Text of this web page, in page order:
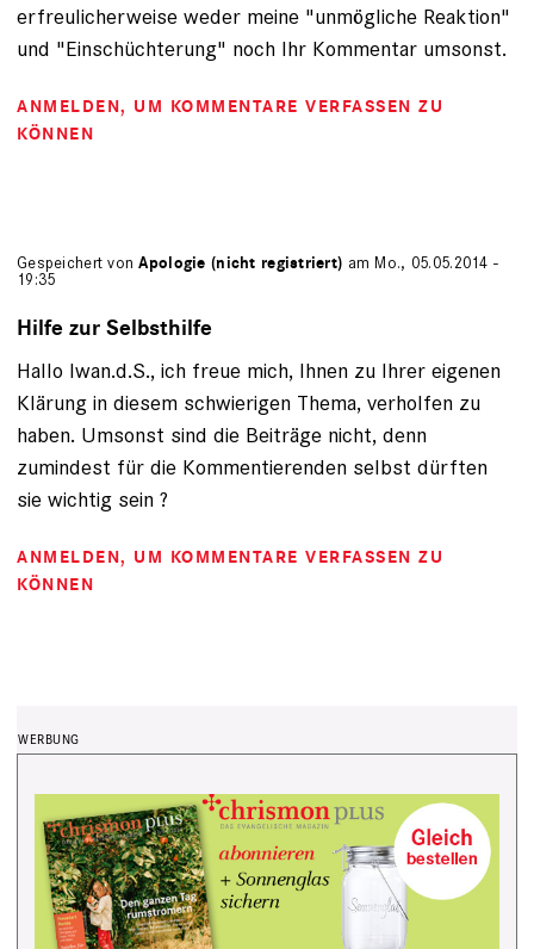
erfreulicherweise weder meine "unmögliche Reaktion"
und "Einschüchterung" noch Ihr Kommentar umsonst.
ANMELDEN, UM KOMMENTARE VERFASSEN ZU
KÖNNEN
Gespeichert vonApologie (nicht registriert) am Mo., 05.05.2014 -
19:35
Hilfe zur Selbsthilfe
Hallo Iwan.d.S., ich freue mich, Ihnen zu Ihrer eigenen
Klärung in diesem schwierigen Thema, verholfen zu
haben. Umsonst sind die Beiträge nicht, denn
zumindest für die Kommentierenden selbst dürften
sie wichtig sein ?
ANMELDEN, UM KOMMENTARE VERFASSEN ZU
KÖNNEN